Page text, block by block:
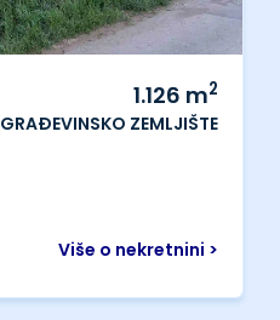
1.126 m2
GRAĐEVINSKO ZEMLJIŠTE
Više o nekretnini >